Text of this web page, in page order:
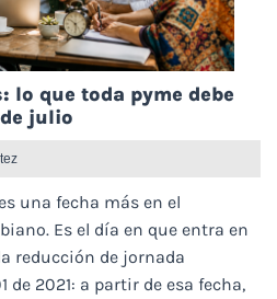
lo que toda pyme debe
julio
una fecha más en el
Es el día en que entra en
reducción de jornada
de 2021: a partir de esa fecha,